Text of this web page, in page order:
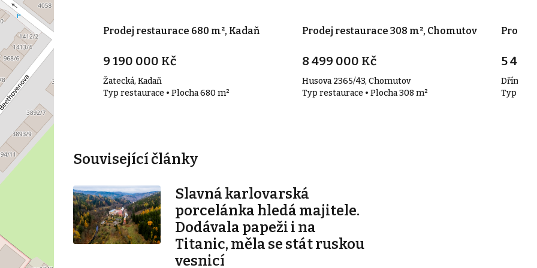
m², Vilémov
m²
Prodej restaurace 680 m², Kadaň
9 190 000 Kč
Žatecká, Kadaň
Typ restaurace • Plocha 680 m²
Prodej restaurace 308 m², Chomutov
8 499 000 Kč
Husova 2365/43, Chomutov
Typ restaurace • Plocha 308 m²
Prodej
5 460
Typ
Související články
Slavná karlovarská
porcelánka hledá majitele.
Dodávala papeži i na
Titanic, měla se stát ruskou
vesnicí